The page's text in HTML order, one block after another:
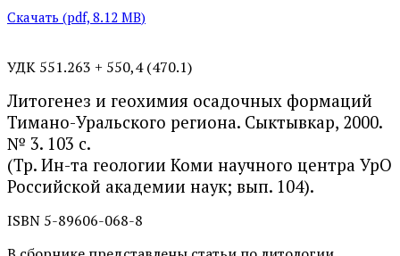
Скачать (pdf, 8.12 MB)
УДК 551.263 + 550,4 (470.1)
Литогенез и геохимия осадочных формаций
Тимано-Уральского региона. Сыктывкар, 2000.
№ 3. 103 с.
(Тр. Ин-та геологии Коми научного центра УрО
Российской академии наук; вып. 104).
ISBN 5-89606-068-8